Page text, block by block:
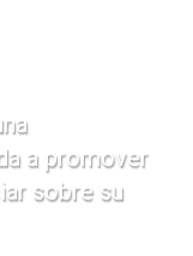
a promover
sobre su